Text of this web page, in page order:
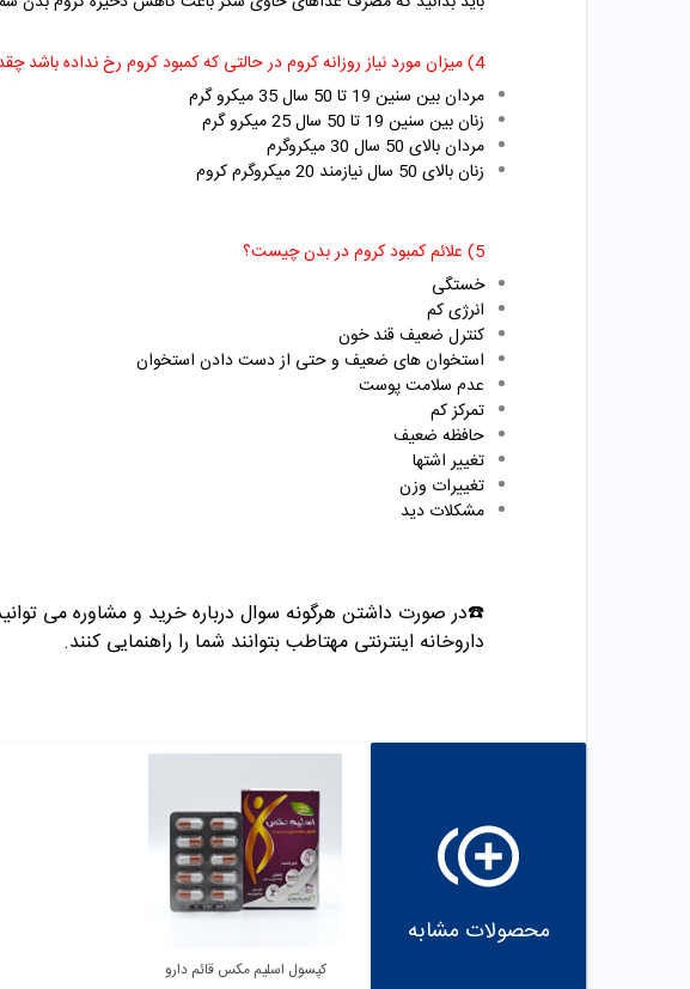
4) میزان مورد نیاز روزانه کروم در حالتی که کمبود کروم رخ نداده باشد چقدر است؟
مردان بین سنین 19 تا 50 سال 35 میکرو گرم
زنان بین سنین 19 تا 50 سال 25 میکرو گرم
مردان بالای 50 سال 30 میکروگرم
زنان بالای 50 سال نیازمند 20 میکروگرم کروم
5) علائم کمبود کروم در بدن چیست؟
خستگی
انرژی کم
کنترل ضعیف قند خون
استخوان های ضعیف و حتی از دست دادن استخوان
عدم سلامت پوست
تمرکز کم
حافظه ضعیف
تغییر اشتها
تغییرات وزن
مشکلات دید
☎️در صورت داشتن هرگونه سوال درباره خرید و مشاوره می توانید با این شماره ها
داروخانه اینترنتی مهتاطب بتوانند شما را راهنمایی کنند.
محصولات مشابه
کپسول اسلیم مکس قائم دارو